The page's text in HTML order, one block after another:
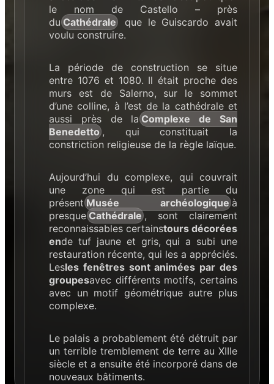
le nom de Castello – près
du Cathédrale
que le Guiscardo avait
voulu construire.
La période de construction se situe
entre 1076 et 1080. Il était proche des
murs est de Salerno, sur le sommet
d’une colline, à l’est de la cathédrale et
aussi près de la Complexe de San
Benedetto , qui constituait la
constriction religieuse de la règle laïque.
Aujourd’hui du complexe, qui couvrait
une zone qui est partie du
présent Musée archéologique à
presque Cathédrale , sont clairement
reconnaissables certainstours décorées
ende tuf jaune et gris, qui a subi une
restauration récente, qui les a appréciés.
Lesles fenêtres sont animées par des
groupesavec différents motifs, certains
avec un motif géométrique autre plus
complexe.
Le palais a probablement été détruit par
un terrible tremblement de terre au XIIIe
siècle et a ensuite été incorporé dans de
nouveaux bâtiments.